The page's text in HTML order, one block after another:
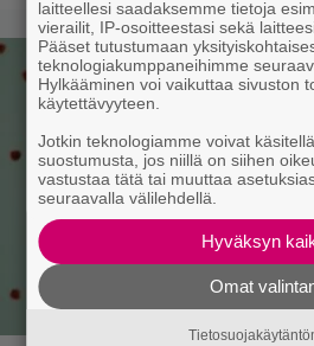
laitteellesi saadaksemme tietoja
vierailit, IP-osoitteestasi sekä
Pääset tutustumaan
teknologiakumppaneihimme
Hylkääminen voi vaikuttaa sivuston
käytettävyyteen.
Jotkin teknologiamme voivat
suostumusta, jos niillä on siihen
vastustaa tätä tai muuttaa
seuraavalla välilehdellä.
Hyväksyn
Omat